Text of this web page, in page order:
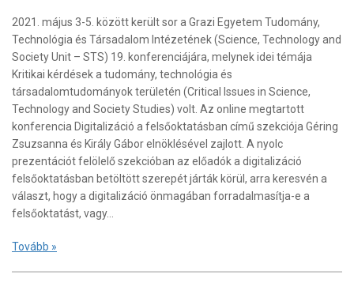
2021. május 3-5. között került sor a Grazi Egyetem Tudomány,
Technológia és Társadalom Intézetének (Science, Technology and
Society Unit – STS) 19. konferenciájára, melynek idei témája
Kritikai kérdések a tudomány, technológia és
társadalomtudományok területén (Critical Issues in Science,
Technology and Society Studies) volt. Az online megtartott
konferencia Digitalizáció a felsőoktatásban című szekciója Géring
Zsuzsanna és Király Gábor elnöklésével zajlott. A nyolc
prezentációt felölelő szekcióban az előadók a digitalizáció
felsőoktatásban betöltött szerepét járták körül, arra keresvén a
választ, hogy a digitalizáció önmagában forradalmasítja-e a
felsőoktatást, vagy…
Tovább »